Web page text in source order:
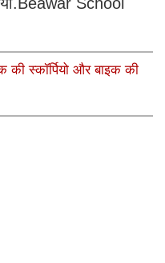
की स्कॉर्पियो और बाइक की